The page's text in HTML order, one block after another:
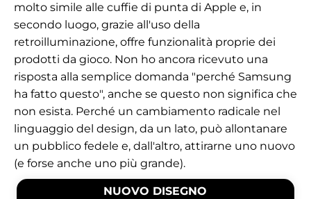
molto simile alle cuffie di punta di Apple e, in
secondo luogo, grazie all'uso della
retroilluminazione, offre funzionalità proprie dei
prodotti da gioco. Non ho ancora ricevuto una
risposta alla semplice domanda "perché Samsung
ha fatto questo", anche se questo non significa che
non esista. Perché un cambiamento radicale nel
linguaggio del design, da un lato, può allontanare
un pubblico fedele e, dall'altro, attirarne uno nuovo
(e forse anche uno più grande).
NUOVO DISEGNO